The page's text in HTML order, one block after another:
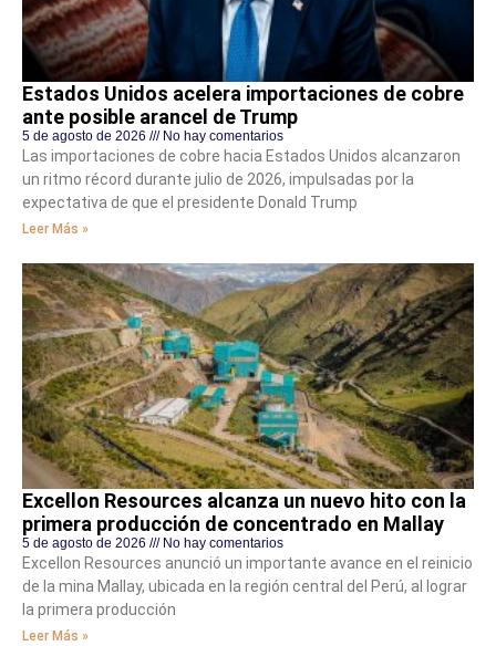
Estados Unidos acelera importaciones de cobre
ante posible arancel de Trump
5 de agosto de 2026 No hay comentarios
Las importaciones de cobre hacia Estados Unidos alcanzaron
un ritmo récord durante julio de 2026, impulsadas por la
expectativa de que el presidente Donald Trump
Leer Más »
Excellon Resources alcanza un nuevo hito con la
primera producción de concentrado en Mallay
5 de agosto de 2026 No hay comentarios
Excellon Resources anunció un importante avance en el reinicio
de la mina Mallay, ubicada en la región central del Perú, al lograr
la primera producción
Leer Más »